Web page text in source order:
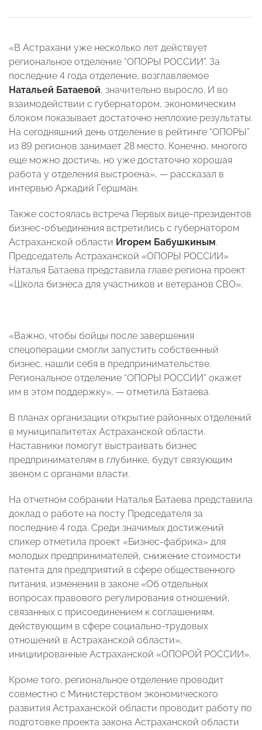
«В Астрахани уже несколько лет действует
региональное отделение “ОПОРЫ РОССИИ”. За
последние 4 года отделение, возглавляемое
Натальей Батаевой, значительно выросло. И во
взаимодействии с губернатором, экономическим
блоком показывает достаточно неплохие результаты.
На сегодняшний день отделение в рейтинге “ОПОРЫ”
из 89 регионов занимает 28 место. Конечно, многого
еще можно достичь, но уже достаточно хорошая
работа у отделения выстроена», — рассказал в
интервью Аркадий Гершман.
Также состоялась встреча Первых вице-президентов
бизнес-объединения встретились с губернатором
Астраханской области Игорем Бабушкиным.
Председатель Астраханской «ОПОРЫ РОССИИ»
Наталья Батаева представила главе региона проект
«Школа бизнеса для участников и ветеранов СВО».
«Важно, чтобы бойцы после завершения
спецоперации смогли запустить собственный
бизнес, нашли себя в предпринимательстве.
Региональное отделение “ОПОРЫ РОССИИ” окажет
им в этом поддержку», — отметила Батаева.
В планах организации открытие районных отделений
в муниципалитетах Астраханской области.
Наставники помогут выстраивать бизнес
предпринимателям в глубинке, будут связующим
звеном с органами власти.
На отчетном собрании Наталья Батаева представила
доклад о работе на посту Председателя за
последние 4 года. Среди значимых достижений
спикер отметила проект «Бизнес-фабрика» для
молодых предпринимателей, снижение стоимости
патента для предприятий в сфере общественного
питания, изменения в законе «Об отдельных
вопросах правового регулирования отношений,
связанных с присоединением к соглашениям,
действующим в сфере социально-трудовых
отношений в Астраханской области»,
инициированные Астраханской «ОПОРОЙ РОССИИ».
Кроме того, региональное отделение проводит
совместно с Министерством экономического
развития Астраханской области проводит работу по
подготовке проекта закона Астраханской области